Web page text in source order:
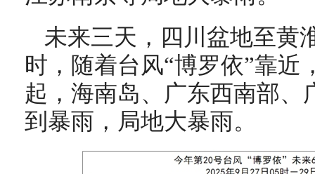
未来三天，四川盆地至黄
时，随着台风“博罗依”靠近
起， 海南岛、广东西南部、
到暴雨 ，局地大暴雨。